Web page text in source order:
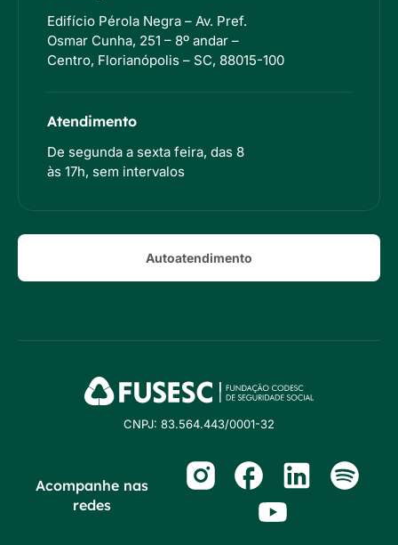
Edifício Pérola Negra – Av. Pref.
Osmar Cunha, 251 – 8º andar –
Centro, Florianópolis – SC, 88015-100
Atendimento
De segunda a sexta feira, das 8
às 17h, sem intervalos
Autoatendimento
CNPJ: 83.564.443/0001-32
Acompanhe nas
redes